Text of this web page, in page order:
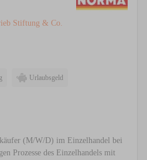
Stiftung & Co.
Urlaubsgeld
(M/W/D) im Einzelhandel bei
Prozesse des Einzelhandels mit